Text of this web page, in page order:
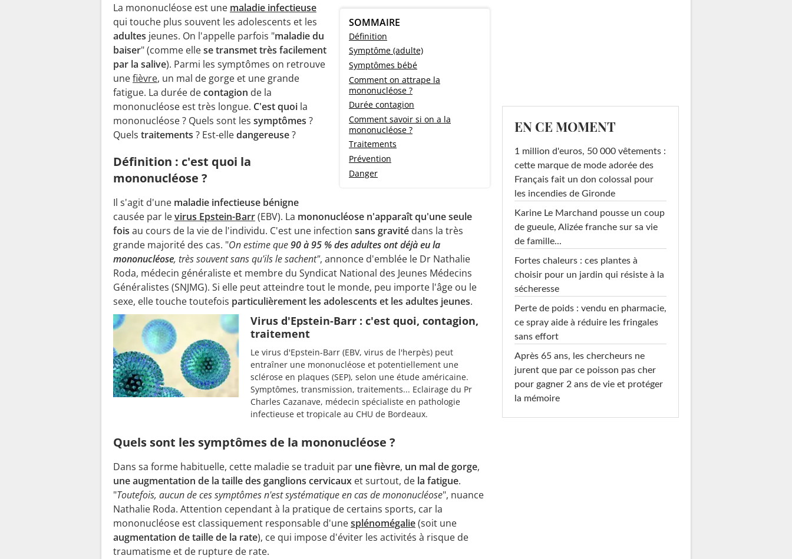
SOMMAIRE
Définition
Symptôme (adulte)
Symptômes bébé
Comment on attrape la
mononucléose ?
Durée contagion
Comment savoir si on a la
mononucléose ?
Traitements
Prévention
Danger
La mononucléose est une maladie infectieuse
qui touche plus souvent les adolescents et les
adultes jeunes. On l'appelle parfois "maladie du
baiser" (comme ellese transmet très facilement
par la salive). Parmi les symptômes on retrouve
unefièvre, un mal de gorge et une grande
fatigue. La durée decontagion de la
mononucléose est très longue. C'est quoi la
mononucléose ? Quels sont les symptômes ?
Quels traitements ? Est-elledangereuse?
Définition : c'est quoi la
mononucléose ?
Il s'agit d'une maladie infectieuse bénigne
causée par levirus Epstein-Barr(EBV). La mononucléose n'apparaît qu'une seule
fois au cours de la vie de l'individu. C'est une infection sans gravité dans la très
grande majorité des cas. "On estime que90 à 95 % des adultes ont déjà eu la
mononucléose, très souvent sans qu'ils le sachent", annonce d'emblée le Dr Nathalie
Roda, médecin généraliste et membre du Syndicat National des Jeunes Médecins
Généralistes (SNJMG). Si elle peut atteindre tout le monde, peu importe l'âge ou le
sexe, elle touche toutefois particulièrement les adolescents et les adultes jeunes.
Virus d'Epstein-Barr : c'est quoi, contagion,
traitement
Le virus d'Epstein-Barr (EBV, virus de l'herpès) peut
entraîner une mononucléose et potentiellement une
sclérose en plaques (SEP), selon une étude américaine.
Symptômes, transmission, traitements... Eclairage du Pr
Charles Cazanave, médecin spécialiste en pathologie
infectieuse et tropicale au CHU de Bordeaux.
Quels sont les symptômes de la mononucléose ?
Dans sa forme habituelle, cette maladie se traduit par une fièvre, un mal de gorge,
une augmentation de la taille des ganglions cervicaux et surtout, de la fatigue.
"Toutefois, aucun de ces symptômes n'est systématique en cas de mononucléose", nuance
Nathalie Roda. Attention cependant à la pratique de certains sports, car la
mononucléose est classiquement responsable d'unesplénomégalie(soit une
augmentation de taille de la rate), ce qui impose d'éviter les activités à risque de
traumatisme et de rupture de rate.
EN CE MOMENT
1 million d'euros, 50 000 vêtements :
cette marque de mode adorée des
Français fait un don colossal pour
les incendies de Gironde
Karine Le Marchand pousse un coup
de gueule, Alizée franche sur sa vie
de famille...
Fortes chaleurs : ces plantes à
choisir pour un jardin qui résiste à la
sécheresse
Perte de poids : vendu en pharmacie,
ce spray aide à réduire les fringales
sans effort
Après 65 ans, les chercheurs ne
jurent que par ce poisson pas cher
pour gagner 2 ans de vie et protéger
la mémoire